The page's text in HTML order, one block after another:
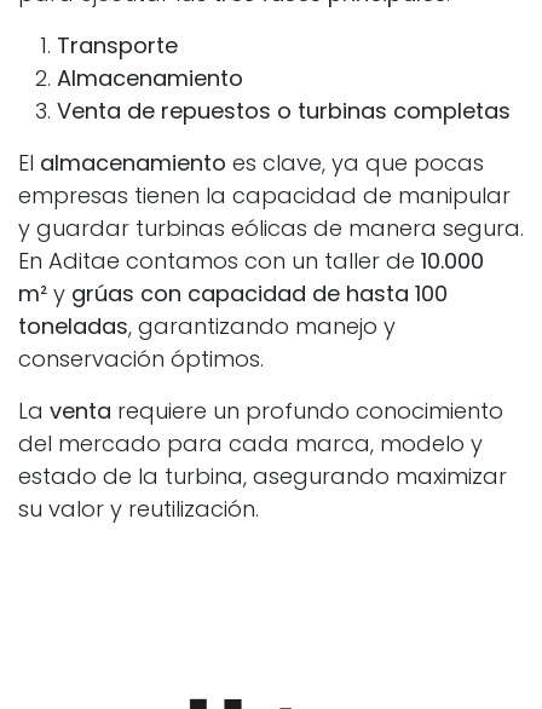
Transporte
Almacenamiento
Venta de repuestos o turbinas completas
El almacenamiento es clave, ya que pocas
empresas tienen la capacidad de manipular
y guardar turbinas eólicas de manera segura.
En Aditae contamos con un taller de 10.000
m² y grúas con capacidad de hasta 100
toneladas, garantizando manejo y
conservación óptimos.
La venta requiere un profundo conocimiento
del mercado para cada marca, modelo y
estado de la turbina, asegurando maximizar
su valor y reutilización.